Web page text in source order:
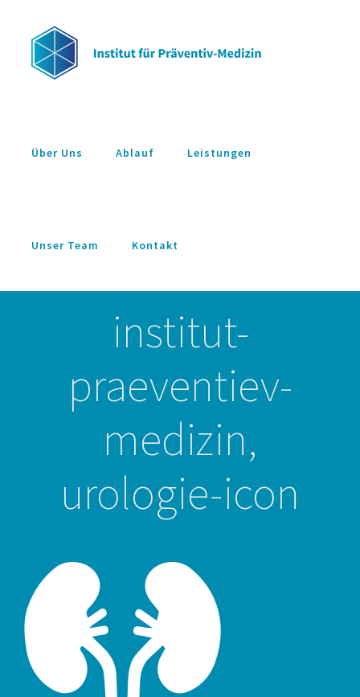
springen
Über Uns Ablauf Leistungen
Unser Team Kontakt
institut-
praeventiev-
medizin,
urologie-icon